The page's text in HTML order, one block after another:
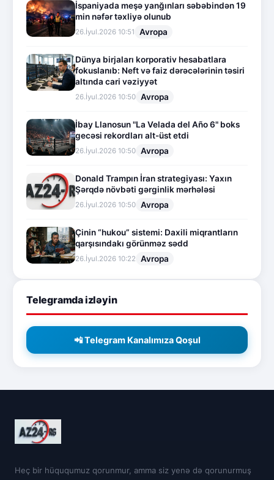
İspaniyada meşə yanğınları səbəbindən 19
min nəfər təxliyə olunub
26.İyul.2026 10:51 Avropa
Dünya birjaları korporativ hesabatlara
fokuslanıb: Neft və faiz dərəcələrinin təsiri
altında cari vəziyyət
26.İyul.2026 10:50 Avropa
İbay Llanosun "La Velada del Año 6" boks
gecəsi rekordları alt-üst etdi
26.İyul.2026 10:50 Avropa
Donald Trampın İran strategiyası: Yaxın
Şərqdə növbəti gərginlik mərhələsi
26.İyul.2026 10:50 Avropa
Çinin “hukou” sistemi: Daxili miqrantların
qarşısındakı görünməz sədd
26.İyul.2026 10:22 Avropa
Telegramda izləyin
📲 Telegram Kanalımıza Qoşul
Heç bir hüququmuz qorunmur, amma siz yenə də qorunurmuş